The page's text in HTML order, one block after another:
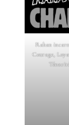
Rahan
Courage,